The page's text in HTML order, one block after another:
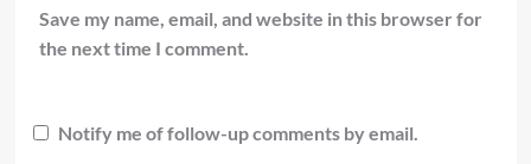
Save my name, email, and website in this browser for
the next time I comment.
Notify me of follow-up comments by email.